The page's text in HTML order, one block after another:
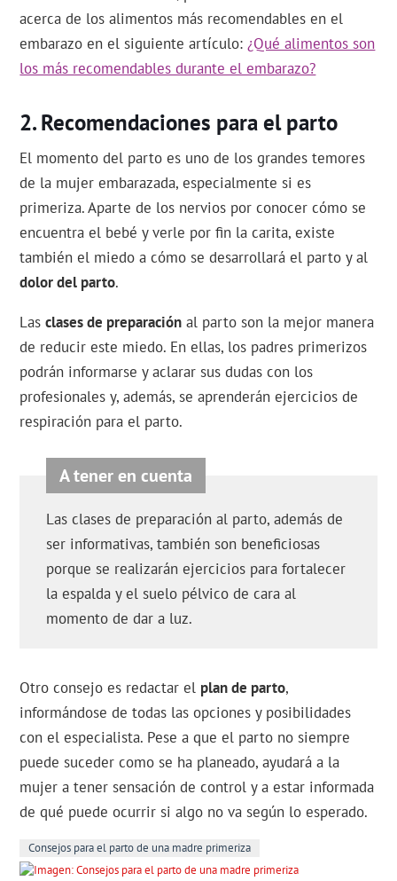
acerca de los alimentos más recomendables en el
embarazo en el siguiente artículo:¿Qué alimentos son
los más recomendables durante el embarazo?
Recomendaciones para el parto
El momento del parto es uno de los grandes temores
de la mujer embarazada, especialmente si es
primeriza. Aparte de los nervios por conocer cómo se
encuentra el bebé y verle por fin la carita, existe
también el miedo a cómo se desarrollará el parto y al
dolor del parto.
Lasclases de preparación al parto son la mejor manera
de reducir este miedo. En ellas, los padres primerizos
podrán informarse y aclarar sus dudas con los
profesionales y, además, se aprenderán ejercicios de
respiración para el parto.
Las clases de preparación al parto, además de
ser informativas, también son beneficiosas
porque se realizarán ejercicios para fortalecer
la espalda y el suelo pélvico de cara al
momento de dar a luz.
Otro consejo es redactar el plan de parto,
informándose de todas las opciones y posibilidades
con el especialista. Pese a que el parto no siempre
puede suceder como se ha planeado, ayudará a la
mujer a tener sensación de control y a estar informada
de qué puede ocurrir si algo no va según lo esperado.
Consejos para el parto de una madre primeriza